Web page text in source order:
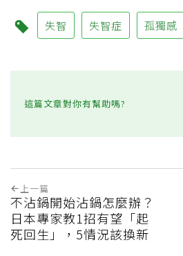
失智 失智症 孤獨感
這篇文章對你有幫助嗎?
上一篇
不沾鍋開始沾鍋怎麼辦？
日本專家教1招有望「起
死回生」，5情況該換新